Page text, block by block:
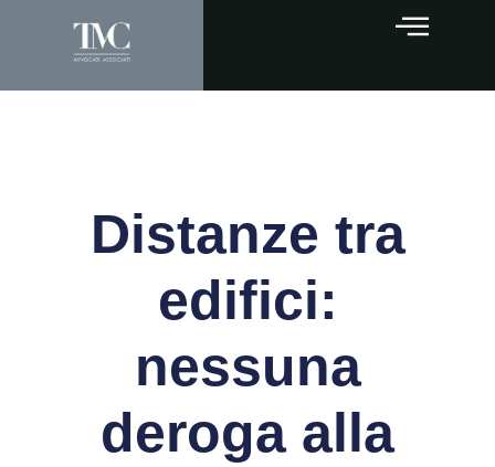
Distanze tra
edifici:
nessuna
deroga alla